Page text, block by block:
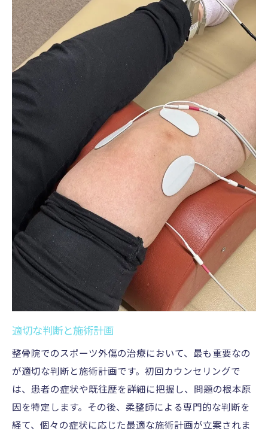
寺庄整骨院の治療特徴
効果的なスポーツ外傷治療
最新設備を活用したリハビリ
患者の声から見る信頼性
施術後のフォローアップ
スポーツ外傷のリスクを減らすために整骨院の
予防策と早期発見の方法
スポーツ外傷の一般的な原因
整骨院での定期チェックアップ
トレーニング(寺庄フィットネス)と整骨院の
連携
アスリート向けの予防プログラム
整骨院の役割と貢献
週末も対応可能な整骨院でスポーツ外傷を迅速
に治療
土日営業の利便性
週末に集中治療を受けるメリット
急なケガへの迅速対応
寺庄整骨院の予約システム
週末に受けるリハビリの効果
時間を有効活用した治療プラン
適切な判断と施術計画
整骨院でのスポーツ外傷の治療において、最も重要なの
が適切な判断と施術計画です。初回カウンセリングで
は、患者の症状や既往歴を詳細に把握し、問題の根本原
因を特定します。その後、柔整師による専門的な判断を
経て、個々の症状に応じた最適な施術計画が立案されま